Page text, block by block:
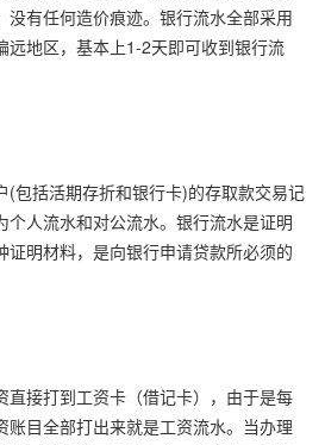
没有任何造价痕迹。银行流水全部采用
远地区，基本上1-2天即可收到银行流
(包括活期存折和银行卡)的存取款交易记
个人流水和对公流水。银行流水是证明
证明材料，是向银行申请贷款所必须的
直接打到工资卡（借记卡），由于是每
账目全部打出来就是工资流水。当办理